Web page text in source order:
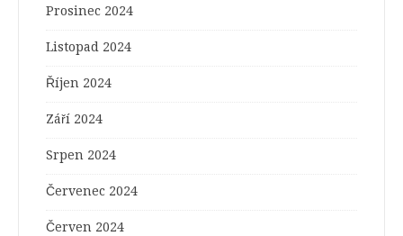
Prosinec 2024
Listopad 2024
Říjen 2024
Září 2024
Srpen 2024
Červenec 2024
Červen 2024